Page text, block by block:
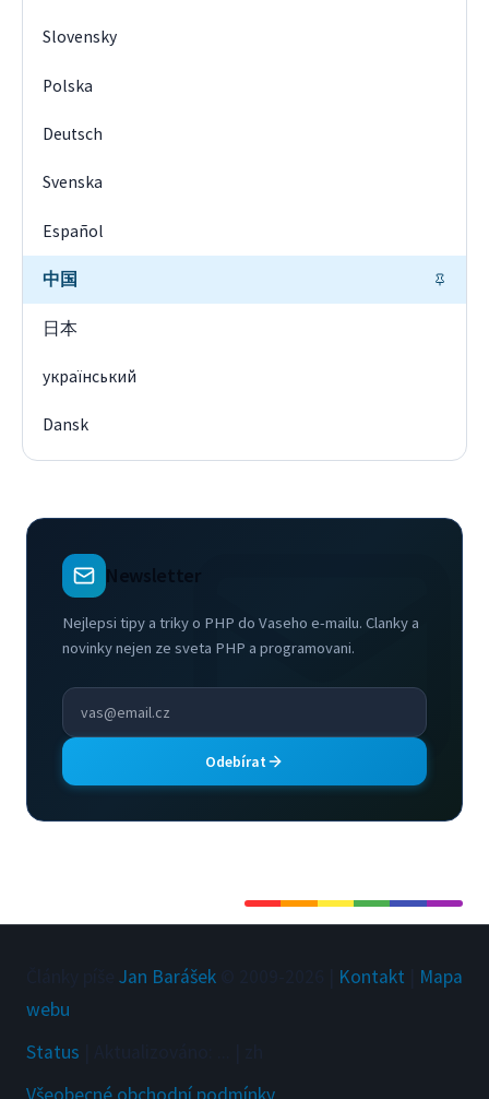
Slovensky
Polska
Deutsch
Svenska
Español
中国
日本
український
Dansk
Newsletter
Nejlepsi tipy a triky o PHP do Vaseho e-mailu. Clanky a
novinky nejen ze sveta PHP a programovani.
Odebírat
Jan Barášek Kontakt
Mapa
webu
Status